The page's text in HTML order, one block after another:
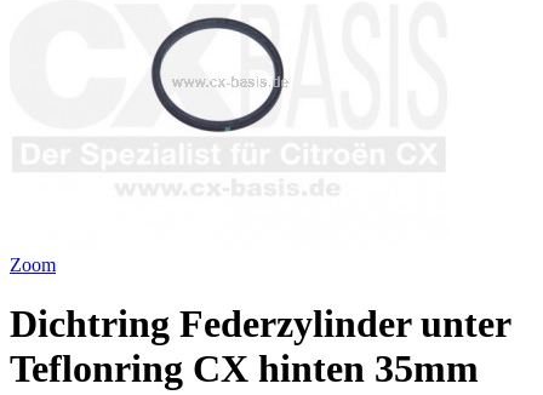
Zoom
Dichtring Federzylinder unter
Teflonring CX hinten 35mm